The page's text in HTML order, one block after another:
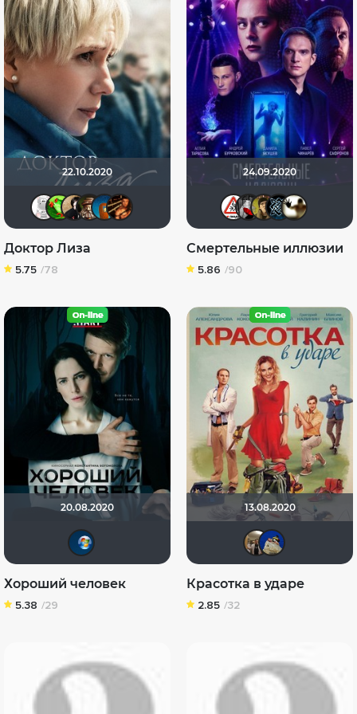
22.10.2020
КапризЮлька
Soverato hinja2008
Доктор Лиза
5.75 /78
24.09.2020
Dimbr
Смертельные иллюзии
5.86 /90
20.08.2020
Хороший человек
5.38 /29
13.08.2020
Красотка в ударе
2.85 /32